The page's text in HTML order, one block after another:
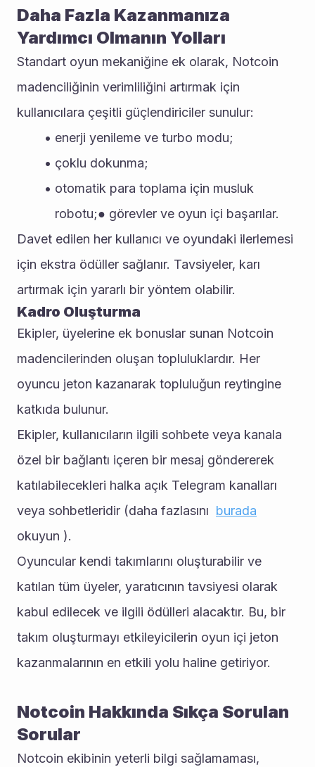
Daha Fazla Kazanmanıza
Yardımcı Olmanın Yolları
Standart oyun mekaniğine ek olarak, Notcoin
madenciliğinin verimliliğini artırmak için
kullanıcılara çeşitli güçlendiriciler sunulur:
enerji yenileme ve turbo modu;
çoklu dokunma;
otomatik para toplama için musluk
robotu;● görevler ve oyun içi başarılar.
Davet edilen her kullanıcı ve oyundaki ilerlemesi
için ekstra ödüller sağlanır. Tavsiyeler, karı
artırmak için yararlı bir yöntem olabilir.
Kadro Oluşturma
Ekipler, üyelerine ek bonuslar sunan Notcoin
madencilerinden oluşan topluluklardır. Her
oyuncu jeton kazanarak topluluğun reytingine
katkıda bulunur.
Ekipler, kullanıcıların ilgili sohbete veya kanala
özel bir bağlantı içeren bir mesaj göndererek
katılabilecekleri halka açık Telegram kanalları
veya sohbetleridir (daha fazlasını burada
okuyun ).
Oyuncular kendi takımlarını oluşturabilir ve
katılan tüm üyeler, yaratıcının tavsiyesi olarak
kabul edilecek ve ilgili ödülleri alacaktır. Bu, bir
takım oluşturmayı etkileyicilerin oyun içi jeton
kazanmalarının en etkili yolu haline getiriyor.
Notcoin Hakkında Sıkça Sorulan
Sorular
Notcoin ekibinin yeterli bilgi sağlamaması,